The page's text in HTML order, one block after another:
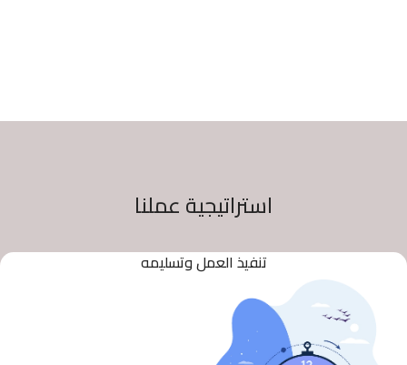
استراتيجية عملنا
تنفيذ العمل وتسليمه